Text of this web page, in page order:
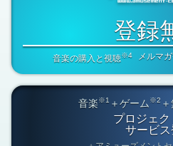
登録
音楽の購入と視聴※4 メルマ
音楽※1 ＋ゲーム ※2
プロジェク
サービ